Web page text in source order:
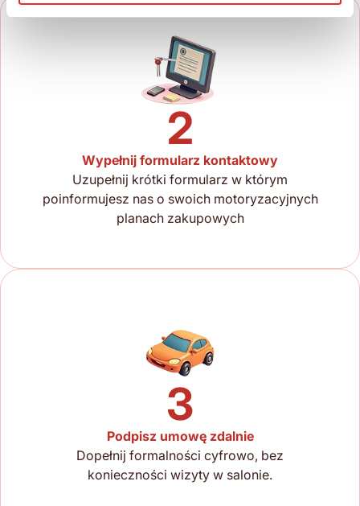
2
Wypełnij formularz kontaktowy
Uzupełnij krótki formularz w którym
poinformujesz nas o swoich motoryzacyjnych
planach zakupowych
3
Podpisz umowę zdalnie
Dopełnij formalności cyfrowo, bez
konieczności wizyty w salonie.